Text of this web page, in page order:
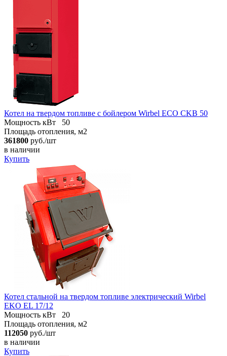
Котел на твердом топливе с бойлером Wirbel ECO CKB 50
Мощность кВт
50
Площадь отопления, м2
361800 руб./шт
в наличии
Купить
Котел стальной на твердом топливе электрический Wirbel
EKO EL 17/12
Мощность кВт
20
Площадь отопления, м2
112050 руб./шт
в наличии
Купить